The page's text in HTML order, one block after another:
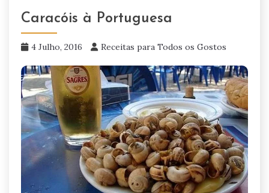
Caracóis à Portuguesa
4 Julho, 2016 Receitas para Todos os Gostos